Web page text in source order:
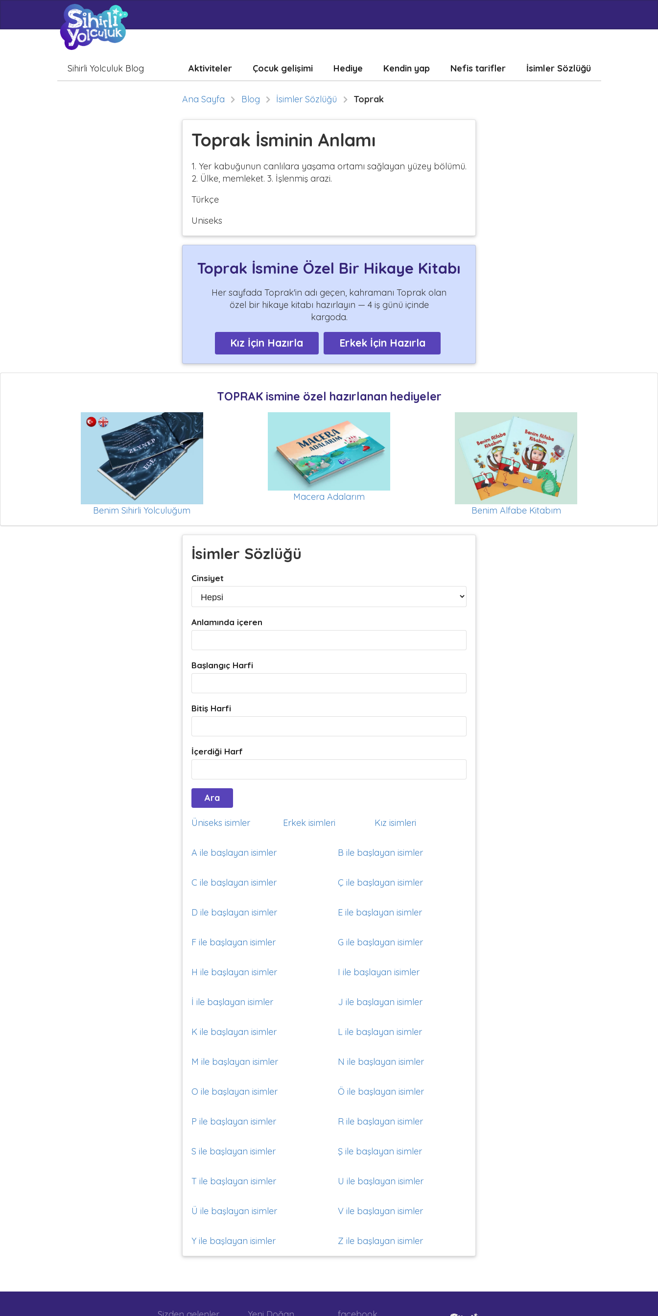
Sihirli Yolculuk Blog Aktiviteler Çocuk gelişimi Hediye Kendin yap Nefis tarifler İsimler Sözlüğü
Ana Sayfa Blog İsimler Sözlüğü Toprak
Toprak İsminin Anlamı
1. Yer kabuğunun canlılara yaşama ortamı sağlayan yüzey bölümü.
2. Ülke, memleket. 3. İşlenmiş arazi.
Türkçe
Uniseks
Toprak İsmine Özel Bir Hikaye Kitabı
Her sayfada Toprak'in adı geçen, kahramanı Toprak olan
özel bir hikaye kitabı hazırlayın — 4 iş günü içinde
kargoda.
Kız İçin Hazırla Erkek İçin Hazırla
TOPRAK ismine özel hazırlanan hediyeler
Benim Sihirli Yolculuğum
Macera Adalarım
Benim Alfabe Kitabım
İsimler Sözlüğü
Cinsiyet
Anlamında içeren
Başlangıç Harfi
Bitiş Harfi
İçerdiği Harf
Üniseks isimler Erkek isimleri Kız isimleri
A ile başlayan isimler B ile başlayan isimler
C ile başlayan isimler Ç ile başlayan isimler
D ile başlayan isimler E ile başlayan isimler
F ile başlayan isimler G ile başlayan isimler
H ile başlayan isimler I ile başlayan isimler
İ ile başlayan isimler J ile başlayan isimler
K ile başlayan isimler L ile başlayan isimler
M ile başlayan isimler N ile başlayan isimler
O ile başlayan isimler Ö ile başlayan isimler
P ile başlayan isimler R ile başlayan isimler
S ile başlayan isimler Ş ile başlayan isimler
T ile başlayan isimler U ile başlayan isimler
Ü ile başlayan isimler V ile başlayan isimler
Y ile başlayan isimler Z ile başlayan isimler